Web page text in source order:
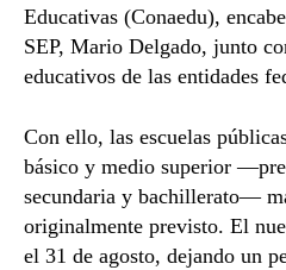
Educativas (Conaedu),
SEP, Mario Delgado, junto
educativos de las entidades
Con ello, las escuelas
básico y medio superior
secundaria y bachillerato—
originalmente previsto. El
el 31 de agosto, dejando un